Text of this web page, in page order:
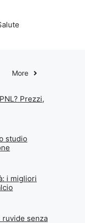
More
Prezzi,
studio
i migliori
senza